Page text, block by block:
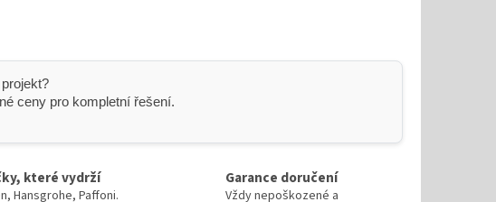
ceny pro kompletní řešení.
které vydrží
Hansgrohe, Paffoni.
Garance doručení
Vždy nepoškozené a